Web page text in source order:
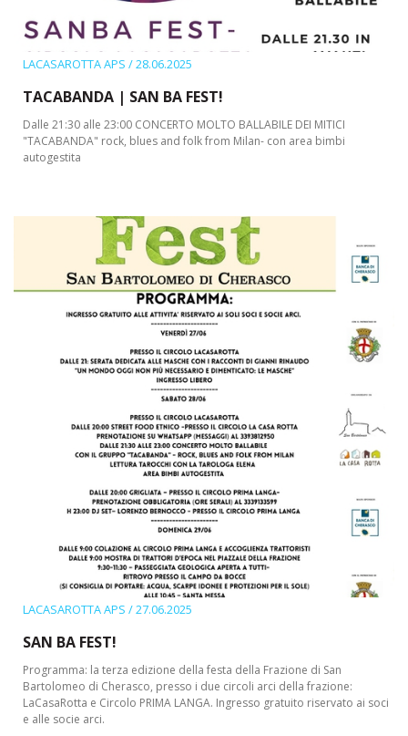
LACASAROTTA APS / 28.06.2025
TACABANDA | SAN BA FEST!
Dalle 21:30 alle 23:00 CONCERTO MOLTO BALLABILE DEI MITICI
"TACABANDA" rock, blues and folk from Milan- con area bimbi
autogestita
LACASAROTTA APS / 27.06.2025
SAN BA FEST!
Programma: la terza edizione della festa della Frazione di San
Bartolomeo di Cherasco, presso i due circoli arci della frazione:
LaCasaRotta e Circolo PRIMA LANGA. Ingresso gratuito riservato ai soci
e alle socie arci.